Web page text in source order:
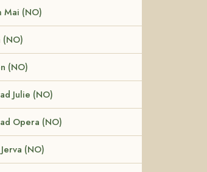
Mai (NO)
(NO)
(NO)
Julie (NO)
Opera (NO)
(NO)